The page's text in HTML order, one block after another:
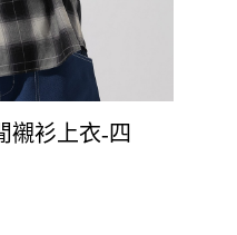
襯衫上衣-四